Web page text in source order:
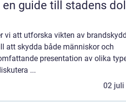
vi att utforska vikten av
att skydda både människor och
presentation av olika
...
02 juli